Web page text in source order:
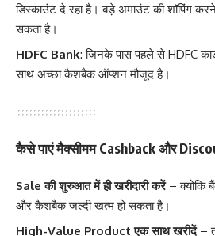
डिस्काउंट दे रहा है। बड़े अमाउंट की शॉपिंग करने
सकता है।
HDFC Bank: जिनके पास पहले से HDFC
साथ अच्छा कैशबैक ऑप्शन मौजूद है।
कैसे पाएं मैक्सीमम Cashback और
Sale की शुरुआत में ही खरीदारी करें– क्योंकि
और कैशबैक जल्दी खत्म हो सकता है।
High-Value Product एक साथ खरीदें–